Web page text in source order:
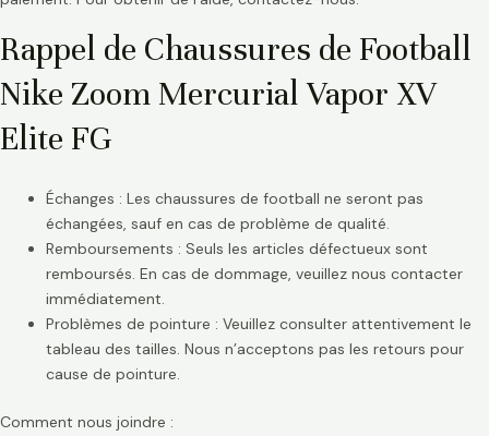
Rappel de Chaussures de Football
Nike Zoom Mercurial Vapor XV
Elite FG
Échanges : Les chaussures de football ne seront pas
échangées, sauf en cas de problème de qualité.
Remboursements : Seuls les articles défectueux sont
remboursés. En cas de dommage, veuillez nous contacter
immédiatement.
Problèmes de pointure : Veuillez consulter attentivement le
tableau des tailles. Nous n’acceptons pas les retours pour
cause de pointure.
Comment nous joindre :